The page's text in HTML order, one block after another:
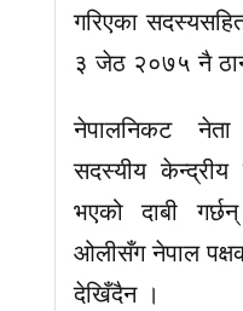
गरिएका
३ जेठ २०७५ नै
नेपालनिकट
सदस्यीय केन्द्रीय
भएको दाबी
ओलीसँग नेपाल
देखिँदैन ।